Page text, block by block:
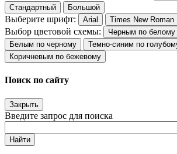
Стандартный
Большой
Выберите шрифт: Arial Times New Roman
Выбор цветовой схемы:
Черным по белому
Белым по черному
Темно-синим по
Коричневым по бежевому
Поиск по сайту
Закрыть
Введите запрос для поиска
Найти